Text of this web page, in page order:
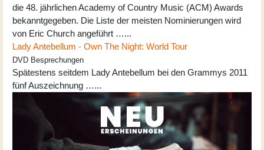
die 48. jährlichen Academy of Country Music (ACM) Awards
bekanntgegeben. Die Liste der meisten Nominierungen wird
von Eric Church angeführt …...
Lady Antebellum - Own The Night: World Tour
DVD Besprechungen
Spätestens seitdem Lady Antebellum bei den Grammys 2011
fünf Auszeichnung …...